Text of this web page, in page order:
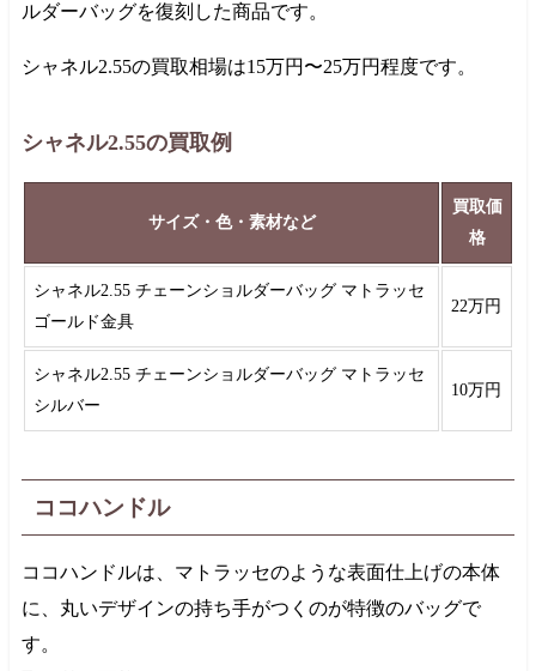
ルダーバッグを復刻した商品です。
シャネル2.55の買取相場は15万円 〜25万円程度です。
シャネル2.55の買取例
サイズ・色・素材など
買取価
格
シャネル2.55 チェーンショルダーバッグ マトラッセ
ゴールド金具
22万円
シャネル2.55 チェーンショルダーバッグ マトラッセ
シルバー
10万円
ココハンドル
ココハンドルは、マトラッセのような表面仕上げの本体
に、丸いデザインの持ち手がつくのが特徴のバッグで
す。